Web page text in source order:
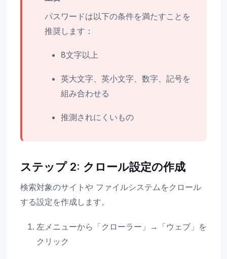
パスワードは以下の条件を満たすことを
推奨します：
8文字以上
英大文字、英小文字、数字、記号を
組み合わせる
推測されにくいもの
ステップ 2: クロール設定の作成
検索対象のサイトや ファイルシステムをクロール
する設定を作成します。
左メニューから「クローラー」→「ウェブ」を
クリック